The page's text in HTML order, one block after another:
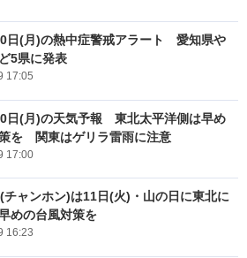
日(月)の熱中症警戒アラート 愛知県や
5県に発表
17:05
日(月)の天気予報 東北太平洋側は早め
を 関東はゲリラ雷雨に注意
17:00
チャンホン)は11日(火)・山の日に東北に
めの台風対策を
16:23